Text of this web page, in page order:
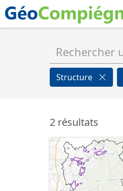
Structure
2 résultats